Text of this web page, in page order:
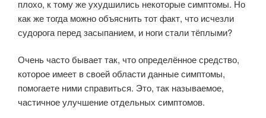
плохо, к тому же ухудшились некоторые симптомы. Но
как же тогда можно объяснить тот факт, что исчезли
судорога перед засыпанием, и ноги стали тёплыми?
Очень часто бывает так, что определённое средство,
которое имеет в своей области данные симптомы,
помогаете ними справиться. Это, так называемое,
частичное улучшение отдельных симптомов.